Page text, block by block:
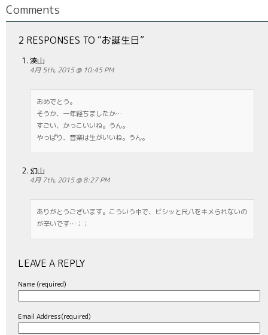
Comments
2 RESPONSES TO “お誕生日”
湊山
4月 5th, 2015 @ 10:45 PM
おめでとう。
そうか、一年経ちましたか…
すごい、かっこいいね。うん。
やっぱり、音楽は生がいいね。うん。
幻山
4月 7th, 2015 @ 8:27 PM
ありがとうございます。こういう中で、ビシッと尺八をキメられないの
が辛いです…；；
LEAVE A REPLY
Name (required)
Email Address(required)